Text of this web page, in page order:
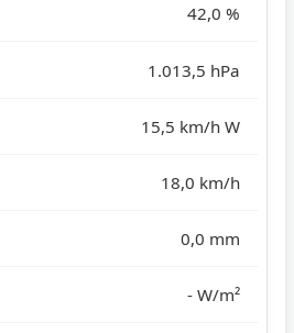
42,0 %
1.013,5 hPa
15,5 km/h W
18,0 km/h
0,0 mm
- W/m²